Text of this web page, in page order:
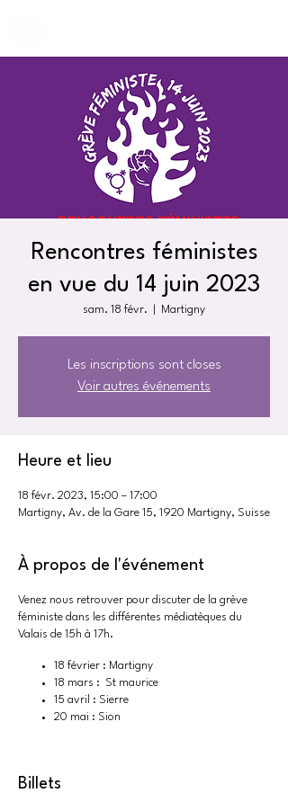
Rencontres féministes
en vue du 14 juin 2023
sam. 18 févr. Martigny
Les inscriptions sont closes
Voir autres événements
Heure et lieu
18 févr. 2023, 15:00 – 17:00
Martigny, Av. de la Gare 15, 1920 Martigny, Suisse
À propos de l'événement
Venez nous retrouver pour discuter de la grève
féministe dans les différentes médiatèques du
Valais de 15h à 17h.
18 février : Martigny
18 mars : St maurice
15 avril : Sierre
20 mai : Sion
Billets